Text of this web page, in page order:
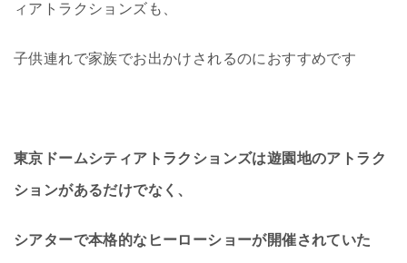
ィアトラクションズも、
子供連れで家族でお出かけされるのにおすすめです
東京ドームシティアトラクションズは遊園地のアトラク
ションがあるだけでなく、
シアターで本格的なヒーローショーが開催されていた